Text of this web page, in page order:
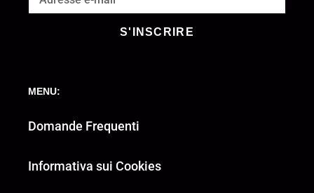
S'INSCRIRE
MENU:
Domande Frequenti
Informativa sui Cookies